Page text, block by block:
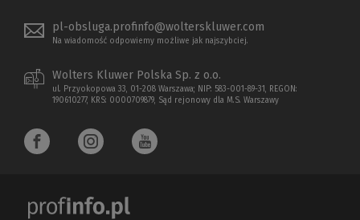
pl-obsluga.profinfo@wolterskluwer.com
Na wiadomość odpowiemy możliwe jak najszybciej.
Wolters Kluwer Polska Sp. z o.o.
ul. Przyokopowa 33, 01-208 Warszawa; NIP: 583-001-89-31, REGON:
190610277, KRS: 0000709879, Sąd rejonowy dla M.S. Warszawy